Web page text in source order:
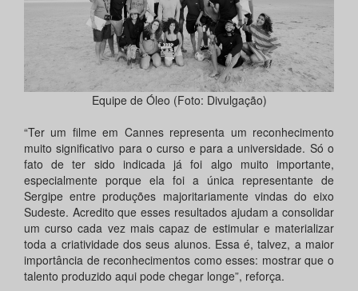
Equipe de Óleo (Foto: Divulgação)
“Ter um filme em Cannes representa um reconhecimento
muito significativo para o curso e para a universidade. Só o
fato de ter sido indicada já foi algo muito importante,
especialmente porque ela foi a única representante de
Sergipe entre produções majoritariamente vindas do eixo
Sudeste. Acredito que esses resultados ajudam a consolidar
um curso cada vez mais capaz de estimular e materializar
toda a criatividade dos seus alunos. Essa é, talvez, a maior
importância de reconhecimentos como esses: mostrar que o
talento produzido aqui pode chegar longe”, reforça.